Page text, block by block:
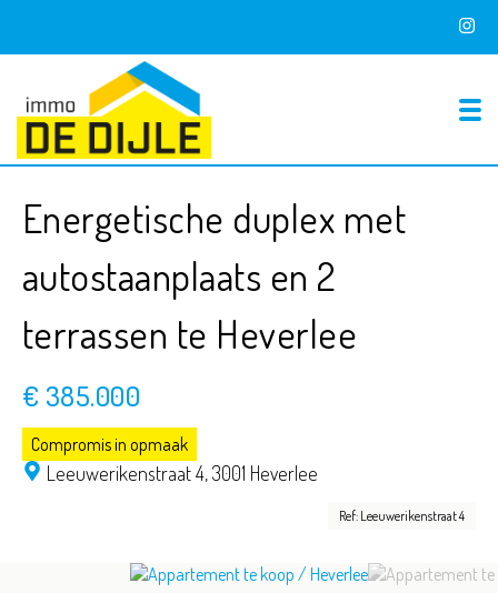
Energetische duplex met
autostaanplaats en 2
terrassen te Heverlee
€ 385.000
Compromis in opmaak
Leeuwerikenstraat 4,3001 Heverlee
Ref: Leeuwerikenstraat 4